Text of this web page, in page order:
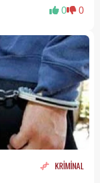
0 0
KRİMİNAL